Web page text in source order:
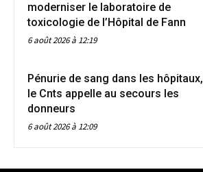
moderniser le laboratoire de
toxicologie de l’Hôpital de Fann
6 août 2026 à 12:19
Pénurie de sang dans les hôpitaux,
le Cnts appelle au secours les
donneurs
6 août 2026 à 12:09